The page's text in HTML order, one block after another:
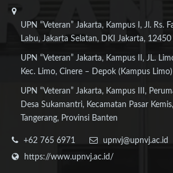
UPN “Veteran” Jakarta, Kampus I, Jl. Rs.
Labu, Jakarta Selatan, DKI Jakarta,
UPN “Veteran” Jakarta, Kampus II, JL.
Kec. Limo, Cinere – Depok (Kampus Limo)
UPN “Veteran” Jakarta, Kampus III,
Desa Sukamantri, Kecamatan Pasar
Tangerang, Provinsi Banten
+62 765 6971
upnvj@upnvj.ac.id
https://www.upnvj.ac.id/